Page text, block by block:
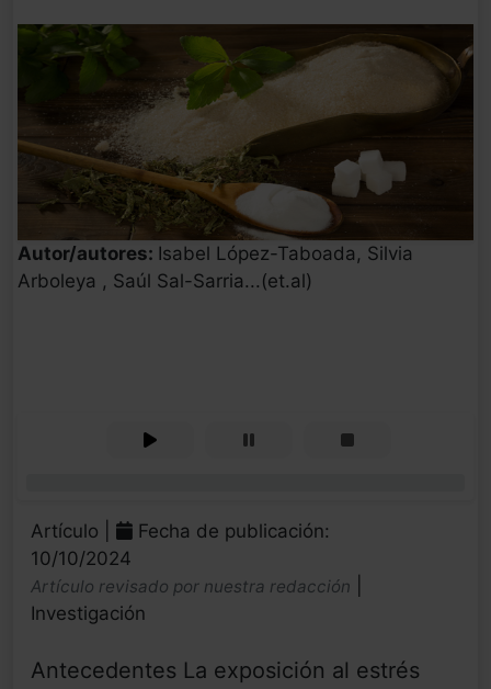
Autor/autores: Isabel López-Taboada, Silvia
Arboleya , Saúl Sal-Sarria...(et.al)
Artículo |
Fecha de publicación:
10/10/2024
Artículo revisado por nuestra redacción
Investigación
Antecedentes La exposición al estrés